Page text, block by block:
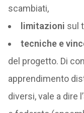
scambiati,
limitazioni sul
tecniche e
del progetto. Di
apprendimento
diversi, vale a dire